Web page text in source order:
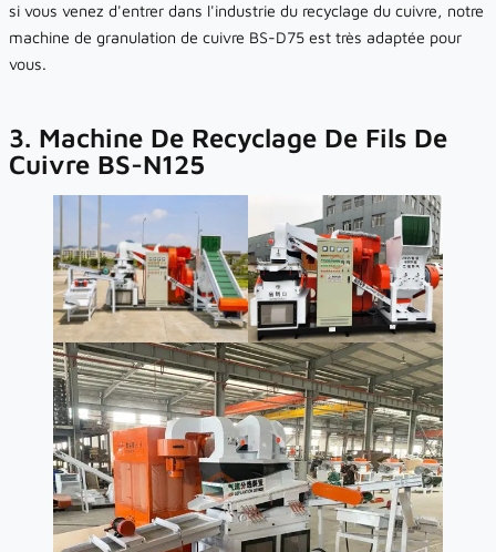
si vous venez d'entrer dans l'industrie du recyclage du cuivre, notre
machine de granulation de cuivre BS-D75 est très adaptée pour
vous.
3. Machine De Recyclage De Fils De
Cuivre BS-N125